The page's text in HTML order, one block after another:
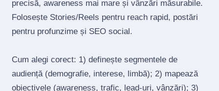
precisă, awareness mai mare și vânzări măsurabile.
Folosește Stories/Reels pentru reach rapid, postări
pentru profunzime și SEO social.
Cum alegi corect: 1) definește segmentele de
audiență (demografie, interese, limbă); 2) mapează
obiectivele (awareness, trafic, lead‑uri, vânzări); 3)